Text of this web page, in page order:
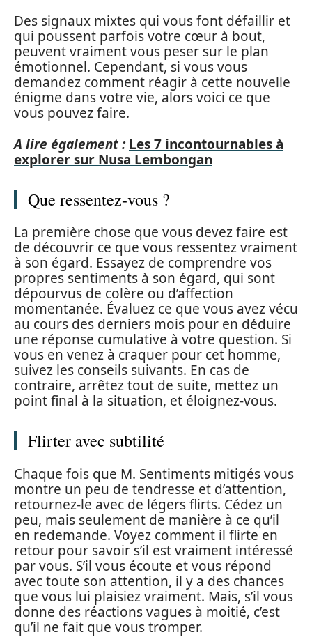
Des signaux mixtes qui vous font défaillir et
qui poussent parfois votre cœur à bout,
peuvent vraiment vous peser sur le plan
émotionnel. Cependant, si vous vous
demandez comment réagir à cette nouvelle
énigme dans votre vie, alors voici ce que
vous pouvez faire.
A lire également : Les 7 incontournables à
explorer sur Nusa Lembongan
Que ressentez-vous ?
La première chose que vous devez faire est
de découvrir ce que vous ressentez vraiment
à son égard. Essayez de comprendre vos
propres sentiments à son égard, qui sont
dépourvus de colère ou d’affection
momentanée. Évaluez ce que vous avez vécu
au cours des derniers mois pour en déduire
une réponse cumulative à votre question. Si
vous en venez à craquer pour cet homme,
suivez les conseils suivants. En cas de
contraire, arrêtez tout de suite, mettez un
point final à la situation, et éloignez-vous.
Flirter avec subtilité
Chaque fois que M. Sentiments mitigés vous
montre un peu de tendresse et d’attention,
retournez-le avec de légers flirts. Cédez un
peu, mais seulement de manière à ce qu’il
en redemande. Voyez comment il flirte en
retour pour savoir s’il est vraiment intéressé
par vous. S’il vous écoute et vous répond
avec toute son attention, il y a des chances
que vous lui plaisiez vraiment. Mais, s’il vous
donne des réactions vagues à moitié, c’est
qu’il ne fait que vous tromper.